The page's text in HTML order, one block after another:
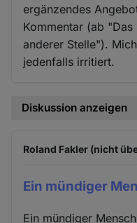
ergänzendes
Kommentar (ab
anderer Stelle").
jedenfalls irritiert.
Diskussion anzeigen
Roland Fakler (nicht
Ein mündiger
Ein mündiger